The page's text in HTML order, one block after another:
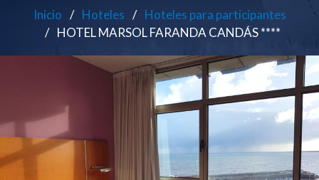
Inicio Hoteles
Hoteles para participantes
HOTEL MARSOL FARANDA CANDÁS ****